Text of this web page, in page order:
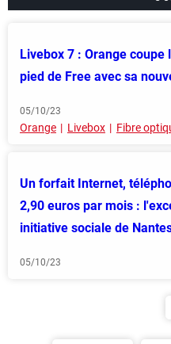
Livebox 7 : Orange coupe
pied de Free avec sa
05/10/23
Orange Livebox Fibre
Un forfait Internet,
2,90 euros par mois :
initiative sociale de
05/10/23